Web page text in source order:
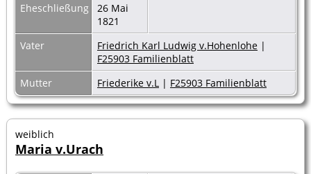
Eheschließung
26 Mai
1821
Vater
Friedrich Karl Ludwig v.Hohenlohe |
F25903 Familienblatt
Mutter
Friederike v.L | F25903 Familienblatt
weiblich
Maria v.Urach